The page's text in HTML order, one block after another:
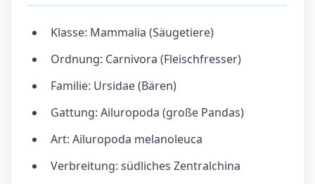
Klasse: Mammalia (Säugetiere)
Ordnung: Carnivora (Fleischfresser)
Familie: Ursidae (Bären)
Gattung: Ailuropoda (große Pandas)
Art: Ailuropoda melanoleuca
Verbreitung: südliches Zentralchina